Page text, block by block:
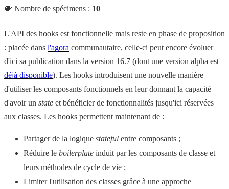
🐡 Nombre de spécimens : 10
L'API des hooks est fonctionnelle mais reste en phase de proposition
: placée dans l'agora communautaire, celle-ci peut encore évoluer
d'ici sa publication dans la version 16.7 (dont une version alpha est
déjà disponible). Les hooks introduisent une nouvelle manière
d'utiliser les composants fonctionnels en leur donnant la capacité
d'avoir un state et bénéficier de fonctionnalités jusqu'ici réservées
aux classes. Les hooks permettent maintenant de :
Partager de la logiquestateful entre composants ;
Réduire leboilerplate induit par les composants de classe et
leurs méthodes de cycle de vie ;
Limiter l'utilisation des classes grâce à une approche